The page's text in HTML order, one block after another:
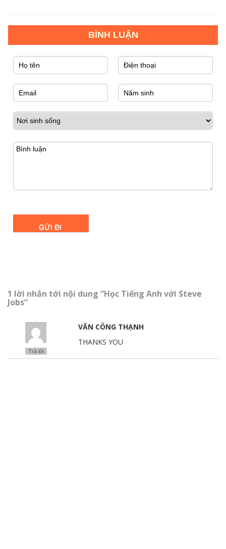
1 lời nhắn tới nội dung “Học Tiếng Anh với Steve
Jobs”
Trả lời
VĂN CÔNG THẠNH
THANKS YOU